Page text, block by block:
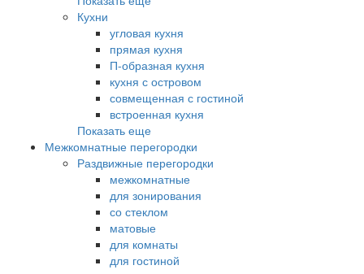
Кухни
угловая кухня
прямая кухня
П-образная кухня
кухня с островом
совмещенная с гостиной
встроенная кухня
Показать еще
Межкомнатные перегородки
Раздвижные перегородки
межкомнатные
для зонирования
со стеклом
матовые
для комнаты
для гостиной